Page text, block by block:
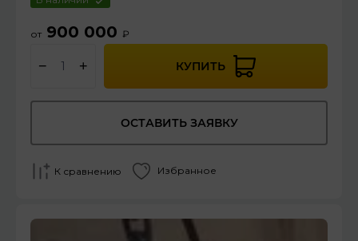
от 900 000 ₽
− + КУПИТЬ
ОСТАВИТЬ ЗАЯВКУ
К сравнению Избранное